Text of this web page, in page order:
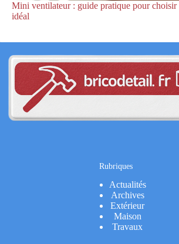
Mini ventilateur : guide pratique pour choisir
idéal
Rubriques
Actualités
Archives
Extérieur
Maison
Travaux